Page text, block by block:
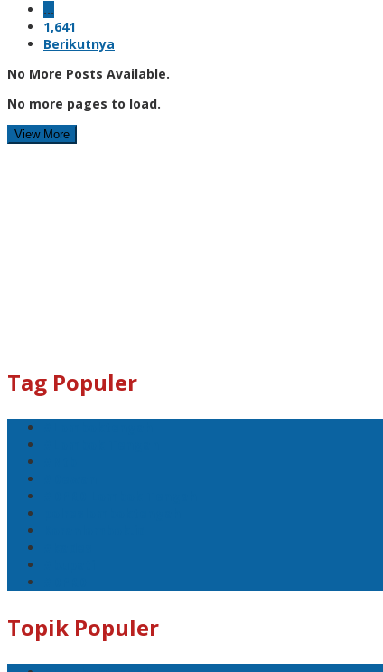
…
1,641
Berikutnya
No More Posts Available.
No more pages to load.
View More
Tag Populer
Topik Populer